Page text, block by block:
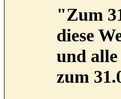
"Zum
diese
und
zum